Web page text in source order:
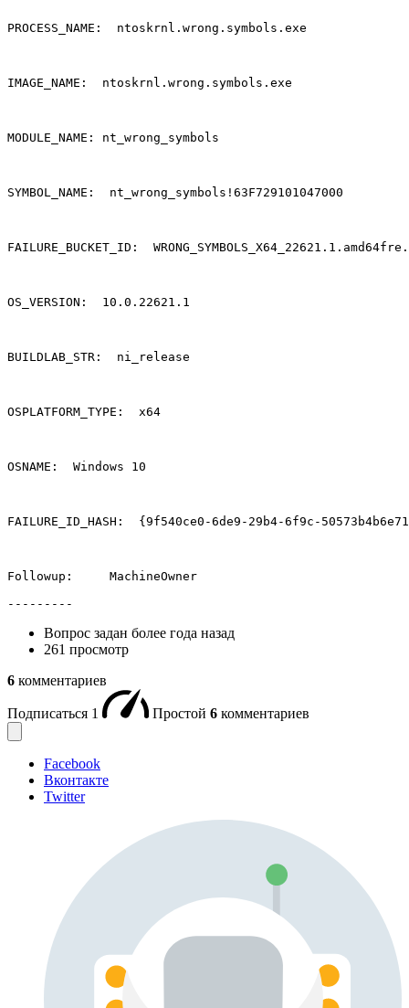
PROCESS_NAME:  ntoskrnl.wrong.symbols.exe
IMAGE_NAME:  ntoskrnl.wrong.symbols.exe
MODULE_NAME: nt_wrong_symbols
SYMBOL_NAME:  nt_wrong_symbols!63F729101047000
FAILURE_BUCKET_ID:
OS_VERSION:  10.0.22621.1
BUILDLAB_STR:  ni_release
OSPLATFORM_TYPE:  x64
OSNAME:  Windows 10
FAILURE_ID_HASH:  {9f540ce0-6de9-29b4-6f9c-
Followup:     MachineOwner
---------
Вопрос задан более года назад
261 просмотр
6 комментариев
Подписаться 1 Простой 6 комментариев
Facebook
Вконтакте
Twitter